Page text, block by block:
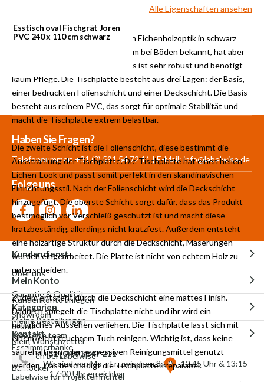
Die Tischplatte wurde aus PVC in Eichenholzoptik in schwarz
gefertigt, das Material ist vor allem bei Böden bekannt, hat aber
auch für Tische einige Vorteile. Es ist sehr robust und benötigt
kaum Pflege. Die Tischplatte besteht aus drei Lagen: der Basis,
einer bedruckten Folienschicht und einer Deckschicht. Die Basis
besteht aus reinem PVC, das sorgt für optimale Stabilität und
macht die Tischplatte extrem belastbar.
Die zweite Schicht ist die Folienschicht, diese bestimmt die
Ausstrahlung der Tischplatte. Die Tischplatte hat einen hellen
Eichen-Look und passt somit perfekt in den skandinavischen
Einrichtungsstil. Nach der Folienschicht wird die Deckschicht
hinzugefügt. Die oberste Schicht sorgt dafür, dass das Produkt
bestmöglich vor Verschleiß geschützt ist und macht diese
kratzbeständig, allerdings nicht kratzfest. Außerdem entsteht
eine holzartige Struktur durch die Deckschicht, Maserungen
wurden eingearbeitet. Die Platte ist nicht von echtem Holz zu
unterscheiden.
Zudem entsteht durch die Deckschicht eine mattes Finish.
Dadurch spiegelt die Tischplatte nicht und ihr wird ein
natürliches Aussehen verliehen. Die Tischplatte lässt sich mit
einem leicht feuchtem Tuch reinigen. Wichtig ist, dass keine
säurehaltigen oder aggressiven Reinigungsmittel genutzt
werden. Das beschädigt die Tischplatte irreparabel.
Alle Eigenschaften ansehen
Esstisch oval Fischgrät Joren
PVC 240 x 110 cm schwarz
Mehr als 30.000
Produkte auf Lager
Showroom
eigener Produktion
Haben Sie Fragen?
Telefonnummer: +31 (0) 591 54 72 11 | E-Mail:info@labelwise.de
Folge uns
Kundendienst
Über uns
Garantie & Qualität
Showroom
Meet the team
Arbeiten bei Labelwise
Labelwise für Projekteinrichter
Mein Konto
Kundenkonto anlegen
Meine Bestellungen
Mein Wunschzettel
Kategorien
Stühle
Esszimmerbänke
Barhocker
Kontakt
+31 (0)591 547 211
Wir sind von Mo – Fr, zwischen 8:30 – 12.45 Uhr & 13:15
– 17:00 Uhr erreichbar